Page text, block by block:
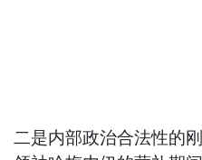
二是内部政治合法性的